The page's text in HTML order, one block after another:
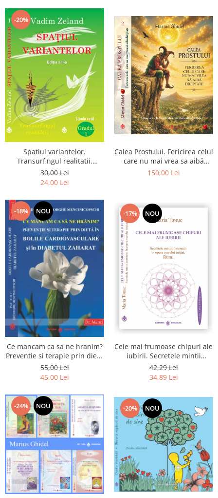
-20%
Spatiul variantelor.
Transurfingul realitatii.
Gradul 1. Cum sa ne
dezvoltam intuitia si sa ne
30,00 Lei
24,00 Lei
Calea Prostului. Fericirea celui
care nu mai vrea sa aibă
dreptate - Intoarcerea la
150,00 Lei
-18% NOU
Ce mancam ca sa ne hranim?
Preventie si terapie prin dieta
in bolile cardiovasculare si in
diabetul zaharat
55,00 Lei
45,00 Lei
-17% NOU
Cele mai frumoase chipuri ale
iubirii. Secretele mintii
omenesti in opera marelui
initiat, Rumi
42,29 Lei
34,89 Lei
-24% NOU -20% NOU